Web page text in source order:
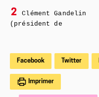
2
Clément Gandelin
(président de
Facebook Twitter
Imprimer